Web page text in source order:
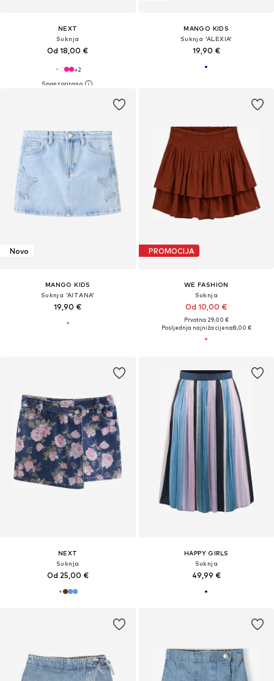
NEXT
Suknja
Od 18,00 €
+2
MANGO KIDS
Suknja 'ALEXIA'
19,90 €
Novo
MANGO KIDS
Suknja 'AITANA'
19,90 €
PROMOCIJA
WE FASHION
Suknja
Od 10,00 €
Prvotno: 29,00 €
Posljednja najniža cijena:8,00 €
NEXT
Suknja
Od 25,00 €
HAPPY GIRLS
Suknja
49,99 €